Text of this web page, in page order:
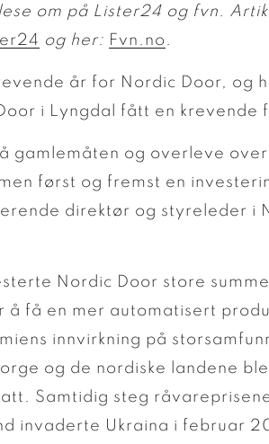
om på Lister24 og fvn.
og her: Fvn.no .
år for Nordic Door, og
i Lyngdal fått en krevende
gamlemåten og overleve
først og fremst en
direktør og styreleder i
Nordic Door store
å få en mer automatisert
innvirkning på
og de nordiske landene
Samtidig steg
invaderte Ukraina i februar